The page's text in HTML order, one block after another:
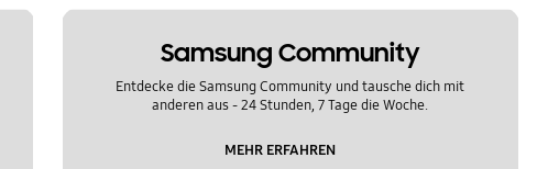
Samsung Community
Entdecke die Samsung Community und tausche dich mit
anderen aus - 24 Stunden, 7 Tage die Woche.
MEHR ERFAHREN